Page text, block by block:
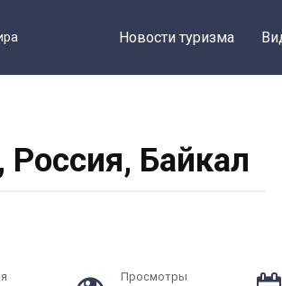
Новости туризма
Россия, Байкал
Просмотры